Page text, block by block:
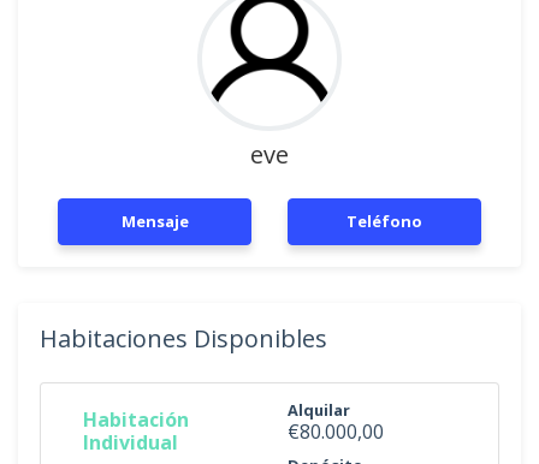
eve
Mensaje Teléfono
Habitaciones Disponibles
Habitación
Individual
Alquilar
€80.000,00